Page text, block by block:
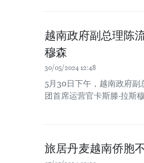
越南政府副总理陈
穆森
30/05/2024 12:48
5月30日下午，越南政府
团首席运营官卡斯滕·拉斯
旅居丹麦越南侨胞